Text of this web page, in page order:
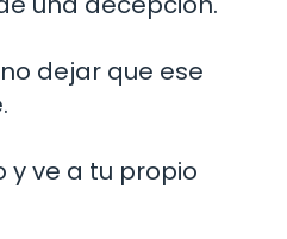
dejar que ese
ve a tu propio